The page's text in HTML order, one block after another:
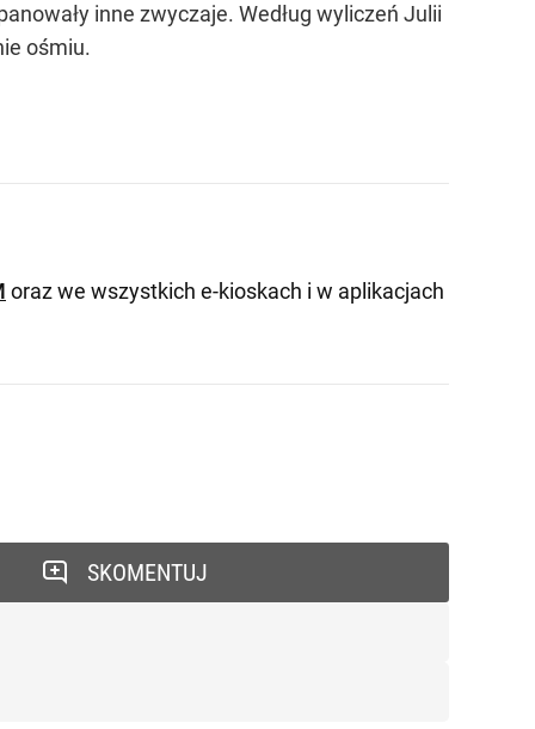
inne zwyczaje. Według wyliczeń Julii
ośmiu.
oraz we wszystkich e-kioskach i w aplikacjach
SKOMENTUJ